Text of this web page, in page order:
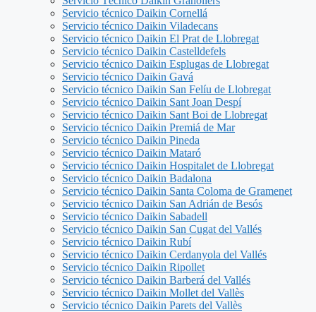
Servicio técnico Daikin Cornellá
Servicio técnico Daikin Viladecans
Servicio técnico Daikin El Prat de Llobregat
Servicio técnico Daikin Castelldefels
Servicio técnico Daikin Esplugas de Llobregat
Servicio técnico Daikin Gavá
Servicio técnico Daikin San Felíu de Llobregat
Servicio técnico Daikin Sant Joan Despí
Servicio técnico Daikin Sant Boi de Llobregat
Servicio técnico Daikin Premiá de Mar
Servicio técnico Daikin Pineda
Servicio técnico Daikin Mataró
Servicio técnico Daikin Hospitalet de Llobregat
Servicio técnico Daikin Badalona
Servicio técnico Daikin Santa Coloma de Gramenet
Servicio técnico Daikin San Adrián de Besós
Servicio técnico Daikin Sabadell
Servicio técnico Daikin San Cugat del Vallés
Servicio técnico Daikin Rubí
Servicio técnico Daikin Cerdanyola del Vallés
Servicio técnico Daikin Ripollet
Servicio técnico Daikin Barberá del Vallés
Servicio técnico Daikin Mollet del Vallès
Servicio técnico Daikin Parets del Vallès